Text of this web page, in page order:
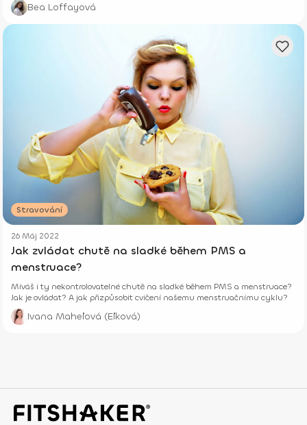
Bea Loffayová
Stravování
26 Máj 2022
Jak zvládat chutě na sladké během PMS a
menstruace?
Míváš i ty nekontrolovatelné chutě na sladké během PMS a menstruace?
Jak je ovládat? A jak přizpůsobit cvičení našemu menstruačnímu cyklu?
Ivana Maheľová (Eľková)